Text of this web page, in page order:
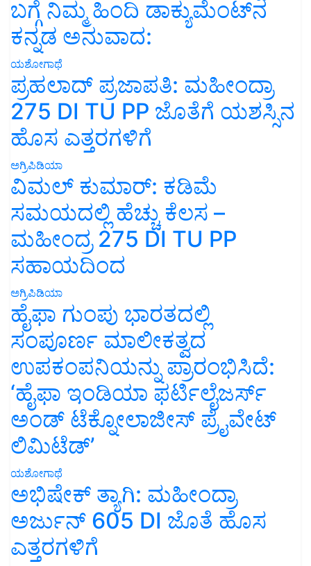
ಬಗ್ಗೆ ನಿಮ್ಮ ಹಿಂದಿ ಡಾಕ್ಯುಮೆಂಟ್‌ನ
ಕನ್ನಡ ಅನುವಾದ:
ಯಶೋಗಾಥೆ
ಪ್ರಹಲಾದ್ ಪ್ರಜಾಪತಿ: ಮಹೀಂದ್ರಾ
275 DI TU PP ಜೊತೆಗೆ ಯಶಸ್ಸಿನ
ಹೊಸ ಎತ್ತರಗಳಿಗೆ
ಅಗ್ರಿಪಿಡಿಯಾ
ವಿಮಲ್ ಕುಮಾರ್: ಕಡಿಮೆ
ಸಮಯದಲ್ಲಿ ಹೆಚ್ಚು ಕೆಲಸ –
ಮಹೀಂದ್ರ 275 DI TU PP
ಸಹಾಯದಿಂದ
ಅಗ್ರಿಪಿಡಿಯಾ
ಹೈಫಾ ಗುಂಪು ಭಾರತದಲ್ಲಿ
ಸಂಪೂರ್ಣ ಮಾಲೀಕತ್ವದ
ಉಪಕಂಪನಿಯನ್ನು ಪ್ರಾರಂಭಿಸಿದೆ:
‘ಹೈಫಾ ಇಂಡಿಯಾ ಫರ್ಟಿಲೈಜರ್ಸ್
ಅಂಡ್ ಟೆಕ್ನೋಲಾಜೀಸ್ ಪ್ರೈವೇಟ್
ಲಿಮಿಟೆಡ್’
ಯಶೋಗಾಥೆ
ಅಭಿಷೇಕ್ ತ್ಯಾಗಿ: ಮಹೀಂದ್ರಾ
ಅರ್ಜುನ್ 605 DI ಜೊತೆ ಹೊಸ
ಎತ್ತರಗಳಿಗೆ